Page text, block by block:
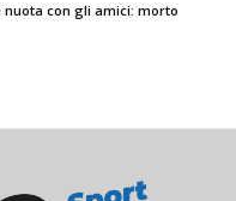
con gli amici: morto